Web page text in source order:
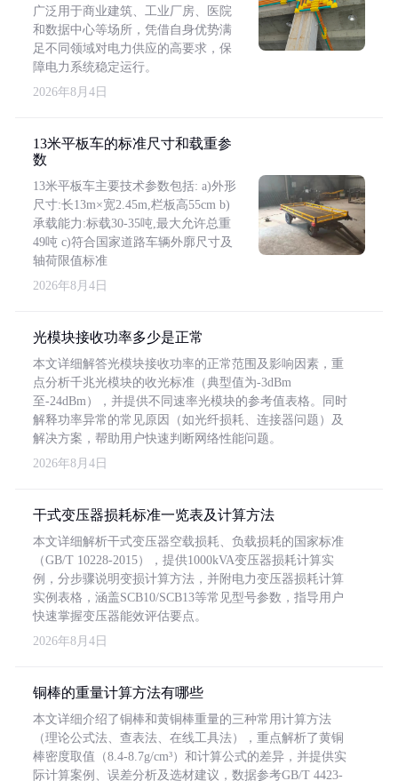
广泛用于商业建筑、工业厂房、医院
和数据中心等场所，凭借自身优势满
足不同领域对电力供应的高要求，保
障电力系统稳定运行。
2026年8月4日
13米平板车的标准尺寸和载重参
数
13米平板车主要技术参数包括: a)外形
尺寸:长13m×宽2.45m,栏板高55cm b)
承载能力:标载30-35吨,最大允许总重
49吨 c)符合国家道路车辆外廓尺寸及
轴荷限值标准
2026年8月4日
光模块接收功率多少是正常
本文详细解答光模块接收功率的正常范围及影响因素，重
点分析千兆光模块的收光标准（典型值为-3dBm
至-24dBm），并提供不同速率光模块的参考值表格。同时
解释功率异常的常见原因（如光纤损耗、连接器问题）及
解决方案，帮助用户快速判断网络性能问题。
2026年8月4日
干式变压器损耗标准一览表及计算方法
本文详细解析干式变压器空载损耗、负载损耗的国家标准
（GB/T 10228-2015），提供1000kVA变压器损耗计算实
例，分步骤说明变损计算方法，并附电力变压器损耗计算
实例表格，涵盖SCB10/SCB13等常见型号参数，指导用户
快速掌握变压器能效评估要点。
2026年8月4日
铜棒的重量计算方法有哪些
本文详细介绍了铜棒和黄铜棒重量的三种常用计算方法
（理论公式法、查表法、在线工具法），重点解析了黄铜
棒密度取值（8.4-8.7g/cm³）和计算公式的差异，并提供实
际计算案例、误差分析及选材建议，数据参考GB/T 4423-